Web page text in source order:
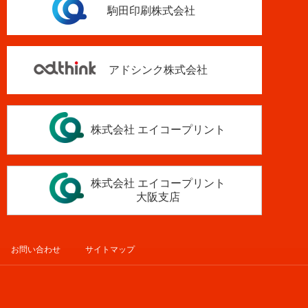
駒田印刷株式会社
アドシンク株式会社
株式会社 エイコープリント
株式会社 エイコープリント
大阪支店
お問い合わせ サイトマップ